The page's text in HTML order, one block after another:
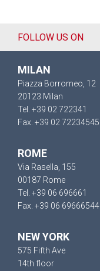
FOLLOW US ON
MILAN
Piazza Borromeo, 12
20123 Milan
Tel. +39 02 722341
Fax. +39 02 72234545
ROME
Via Rasella, 155
00187 Rome
Tel. +39 06 696661
Fax. +39 06 69666544
NEW YORK
575 Fifth Ave
14th floor